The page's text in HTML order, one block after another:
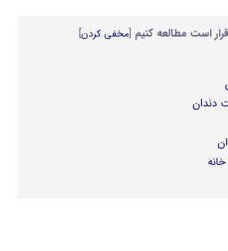
است مطالعه کنیم [مخفی کردن]
دندان